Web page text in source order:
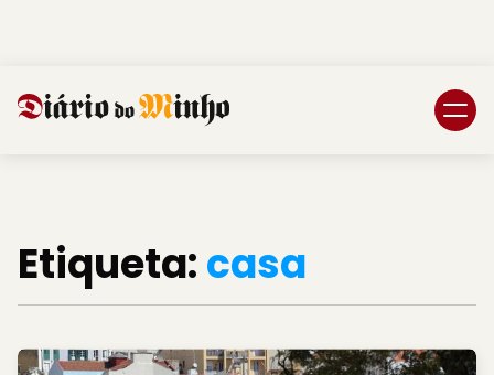
Etiqueta:casa